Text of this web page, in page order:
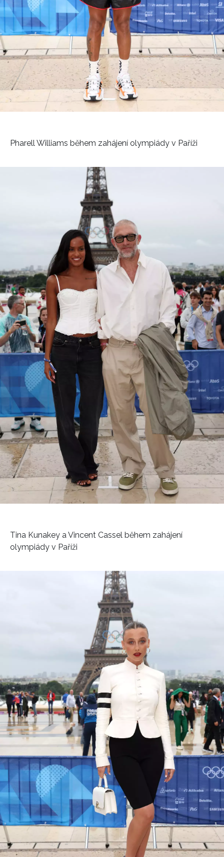
Pharell Williams během zahájení olympiády v Paříži
Tina Kunakey a Vincent Cassel během zahájení
olympiády v Paříži